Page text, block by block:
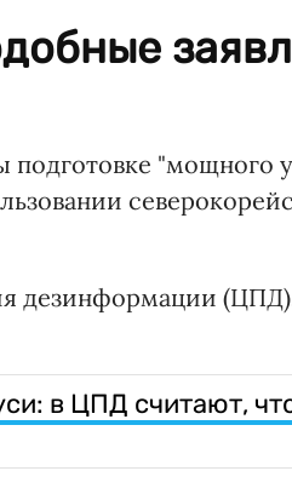
подготовке "мощного
дезинформации
в ЦПД считают,